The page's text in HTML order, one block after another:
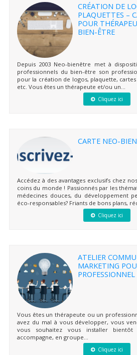
CRÉATION DE
PLAQUETTES –
POUR
BIEN-ÊTRE
Depuis 2003 Neo-bienêtre met à
professionnels du bien-être son
pour la création de logos, plaquette,
etc. Vous êtes un thérapeute et/ou un...
Cliquez ici
CARTE NEO-
Accédez à des avantages exclusifs chez
coins du monde ! Passionnés par les
médecines douces, du développement
éco-responsables? Friants de bons plans,
Cliquez ici
ATELIER
MARKETING
Vous êtes un thérapeute ou un
avez du mal à vous développer, vous
vous souhaitez vous installer
accompagne, en groupe...
Cliquez ici